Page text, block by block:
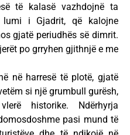
të kalasë vazhdojnë ta
i Gjadrit, që kalojne
gjatë periudhës së dimrit.
po grryhen gjithnjë e me
në harresë të plotë, gjatë
si një grumbull gurësh,
historike. Ndërhyrja
pasi mund të